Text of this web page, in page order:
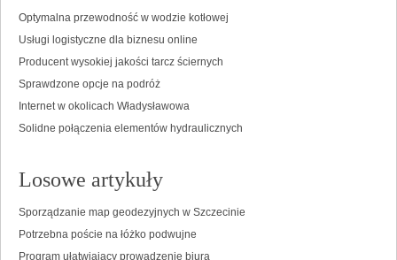
Optymalna przewodność w wodzie kotłowej
Usługi logistyczne dla biznesu online
Producent wysokiej jakości tarcz ściernych
Sprawdzone opcje na podróż
Internet w okolicach Władysławowa
Solidne połączenia elementów hydraulicznych
Losowe artykuły
Sporządzanie map geodezyjnych w Szczecinie
Potrzebna poście na łóżko podwujne
Program ułatwiający prowadzenie biura